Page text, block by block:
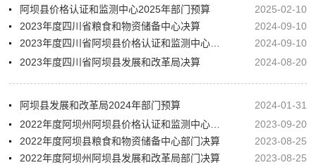
阿坝县价格认证和监测中心2025年部门预算
2025-02-10
2023年度四川省粮食和物资储备中心决算
2024-09-10
2024-09-10
2023年度四川省阿坝县发展和改革局决算
2024-08-20
阿坝县发展和改革局2024年部门预算
2024-01-31
2023-09-20
2022年度阿坝县粮食和物资储备中心部门决算
2023-08-25
2022年度阿坝州阿坝县发展和改革局部门决算
2023-08-25